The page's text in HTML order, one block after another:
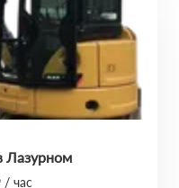
Лазурном
/ час